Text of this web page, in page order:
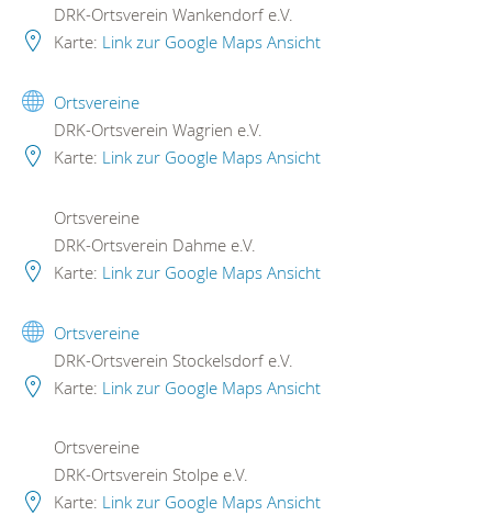
DRK-Ortsverein Wankendorf e.V.
Karte: Link zur Google Maps Ansicht
Ortsvereine
DRK-Ortsverein Wagrien e.V.
Karte: Link zur Google Maps Ansicht
Ortsvereine
DRK-Ortsverein Dahme e.V.
Karte: Link zur Google Maps Ansicht
Ortsvereine
DRK-Ortsverein Stockelsdorf e.V.
Karte: Link zur Google Maps Ansicht
Ortsvereine
DRK-Ortsverein Stolpe e.V.
Karte: Link zur Google Maps Ansicht